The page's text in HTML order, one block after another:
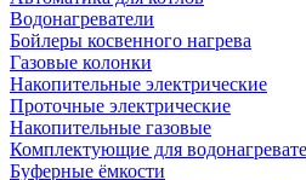
Водонагреватели
Бойлеры косвенного нагрева
Газовые колонки
Накопительные электрические
Проточные электрические
Накопительные газовые
Комплектующие для
Буферные ёмкости